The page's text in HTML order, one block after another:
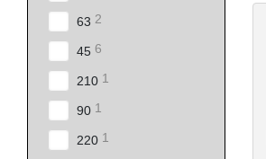
63 2
45 6
210 1
90 1
220 1